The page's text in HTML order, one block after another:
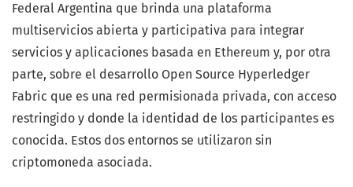
Federal Argentina que brinda una plataforma
multiservicios abierta y participativa para integrar
servicios y aplicaciones basada en Ethereum y, por otra
parte, sobre el desarrollo Open Source Hyperledger
Fabric que es una red permisionada privada, con acceso
restringido y donde la identidad de los participantes es
conocida. Estos dos entornos se utilizaron sin
criptomoneda asociada.